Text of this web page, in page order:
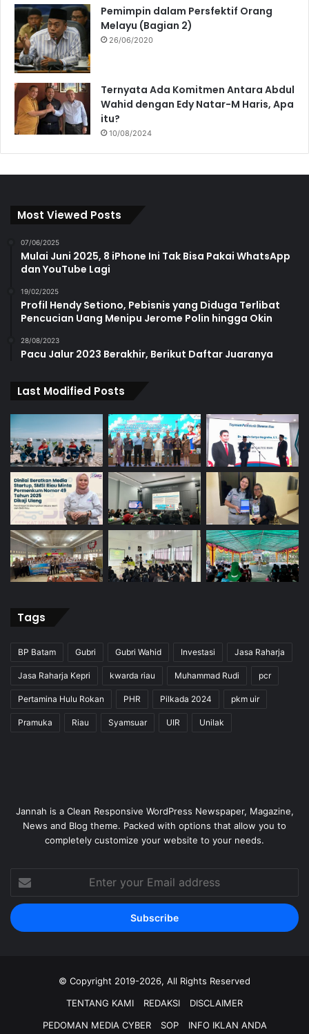
Pemimpin dalam Persfektif Orang
Melayu (Bagian 2)
26/06/2020
Ternyata Ada Komitmen Antara Abdul
Wahid dengan Edy Natar-M Haris, Apa
itu?
10/08/2024
Most Viewed Posts
07/06/2025
Mulai Juni 2025, 8 iPhone Ini Tak Bisa Pakai WhatsApp
dan YouTube Lagi
19/02/2025
Profil Hendy Setiono, Pebisnis yang Diduga Terlibat
Pencucian Uang Menipu Jerome Polin hingga Okin
28/08/2023
Pacu Jalur 2023 Berakhir, Berikut Daftar Juaranya
Last Modified Posts
Tags
BP Batam Gubri Gubri Wahid Investasi Jasa Raharja
Jasa Raharja Kepri kwarda riau Muhammad Rudi pcr
Pertamina Hulu Rokan PHR Pilkada 2024 pkm uir
Pramuka Riau Syamsuar UIR Unilak
Jannah is a Clean Responsive WordPress Newspaper, Magazine,
News and Blog theme. Packed with options that allow you to
completely customize your website to your needs.
your
Email
address
© Copyright 2019-2026, All Rights Reserved
TENTANG KAMI
REDAKSI
DISCLAIMER
PEDOMAN MEDIA CYBER
SOP INFO IKLAN ANDA